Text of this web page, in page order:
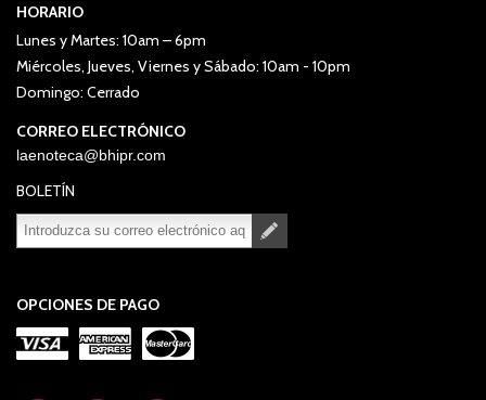
HORARIO
Lunes y Martes: 10am – 6pm
Miércoles, Jueves, Viernes y Sábado: 10am - 10pm
Domingo: Cerrado
CORREO ELECTRÓNICO
laenoteca@bhipr.com
BOLETÍN
OPCIONES DE PAGO